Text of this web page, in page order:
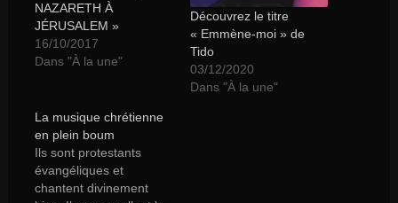
NAZARETH À
JÉRUSALEM »
16/10/2017
Dans "À la une"
Découvrez le titre
« Emmène-moi » de
Tido
03/12/2020
Dans "À la une"
La musique chrétienne
en plein boum
Ils sont protestants
évangéliques et
chantent divinement